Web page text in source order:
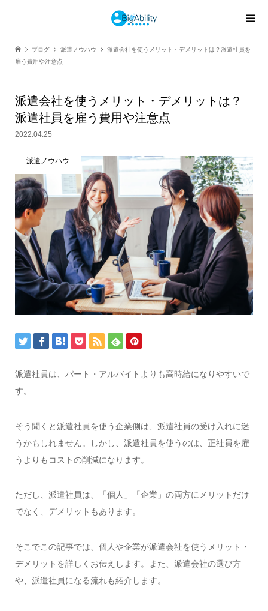
ブログ 派遣ノウハウ
派遣会社を使うメリット・デメリットは？派遣社員を
雇う費用や注意点
派遣会社を使うメリット・デメリットは？
派遣社員を雇う費用や注意点
2022.04.25
派遣ノウハウ
派遣社員は、パート・アルバイトよりも高時給になりやすいで
す。
そう聞くと派遣社員を使う企業側は、派遣社員の受け入れに迷
うかもしれません。しかし、派遣社員を使うのは、正社員を雇
うよりもコストの削減になります。
ただし、派遣社員は、「個人」「企業」の両方にメリットだけ
でなく、デメリットもあります。
そこでこの記事では、個人や企業が派遣会社を使うメリット・
デメリットを詳しくお伝えします。また、派遣会社の選び方
や、派遣社員になる流れも紹介します。